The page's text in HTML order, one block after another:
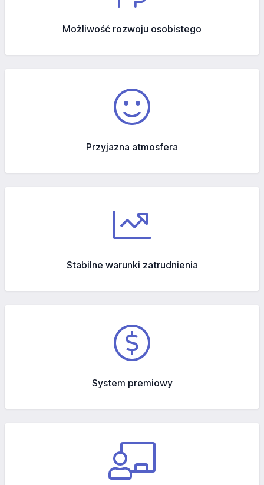
Możliwość rozwoju osobistego
Przyjazna atmosfera
Stabilne warunki zatrudnienia
System premiowy